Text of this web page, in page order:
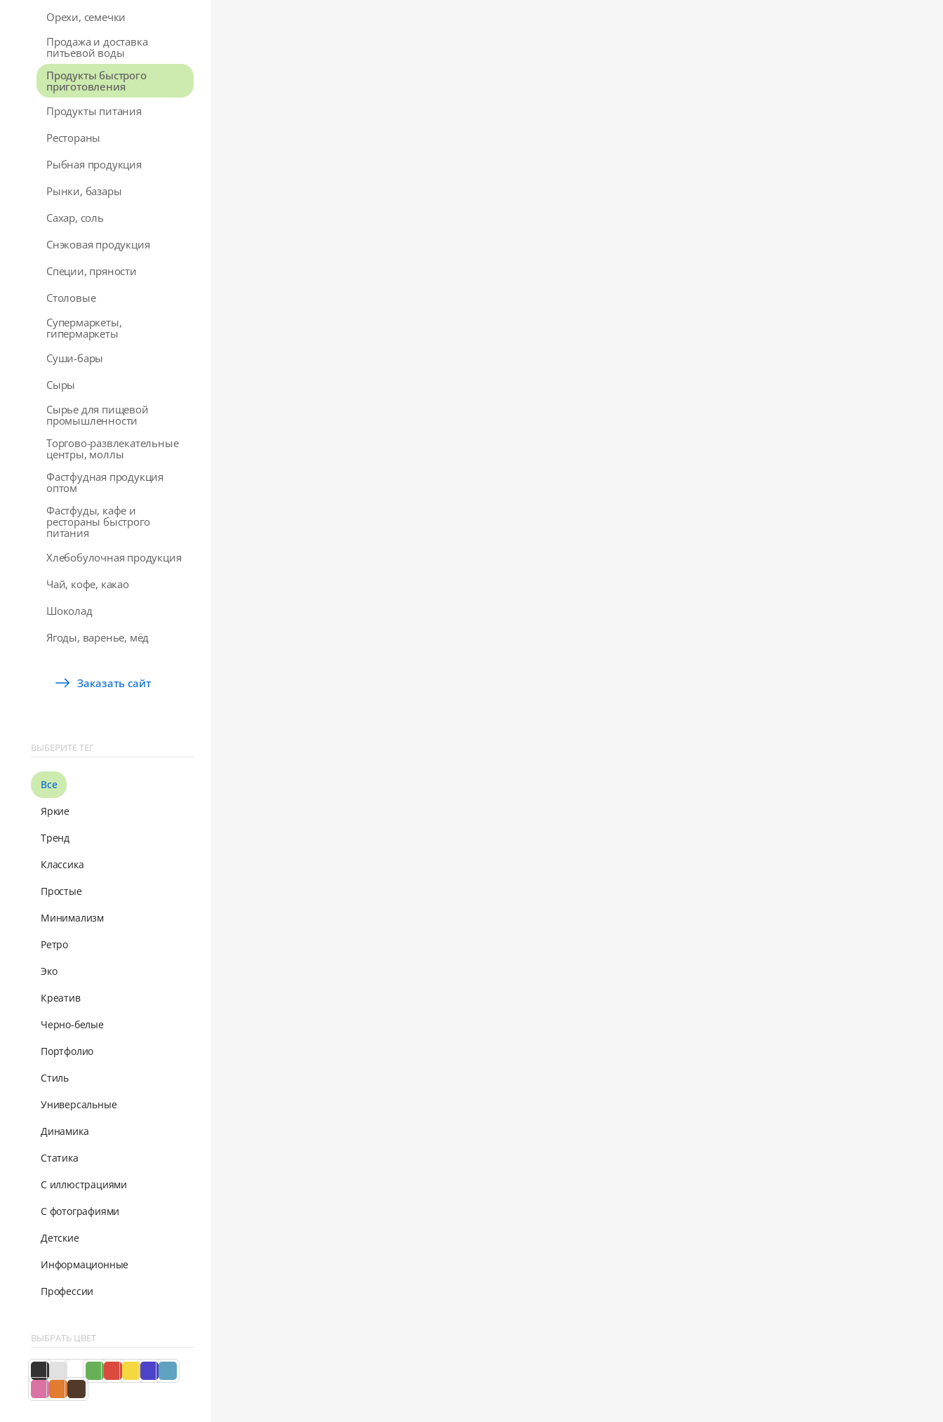
Орехи, семечки
Продажа и доставка
питьевой воды
Продукты быстрого
приготовления
Продукты питания
Рестораны
Рыбная продукция
Рынки, базары
Сахар, соль
Снэковая продукция
Специи, пряности
Столовые
Супермаркеты,
гипермаркеты
Суши-бары
Сыры
Сырье для пищевой
промышленности
Торгово-развлекательные
центры, моллы
Фастфудная продукция
оптом
Фастфуды, кафе и
рестораны быстрого
питания
Хлебобулочная продукция
Чай, кофе, какао
Шоколад
Ягоды, варенье, мёд
Заказать сайт
ВЫБЕРИТЕ ТЕГ
Все
Яркие
Тренд
Классика
Простые
Минимализм
Ретро
Эко
Креатив
Черно-белые
Портфолио
Стиль
Универсальные
Динамика
Статика
С иллюстрациями
С фотографиями
Детские
Информационные
Профессии
ВЫБРАТЬ ЦВЕТ